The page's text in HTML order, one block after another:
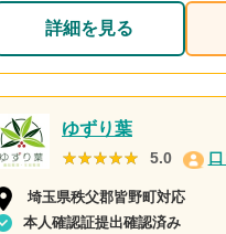
詳細を見る
ゆずり葉
★★★★★
★★★★★ 5.0
埼玉県秩父郡皆野町対応
本人確認証提出確認済み